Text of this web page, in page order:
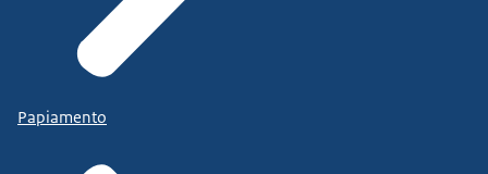
Papiamento